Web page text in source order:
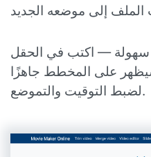
سهولة — اكتب في الحقل
على المخطط جاهزًا
لضبط التوقيت والتموضع.